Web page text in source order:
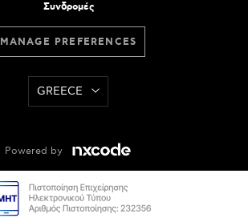
Συνδρομές
MANAGE PREFERENCES
GREECE
Powered by